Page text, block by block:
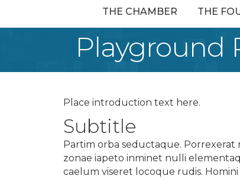
THE CHAMBER THE
Playground
Place introduction text here.
Subtitle
Partim orba seductaque. Porrexerat
zonae iapeto inminet nulli
caelum viseret locoque rudis.